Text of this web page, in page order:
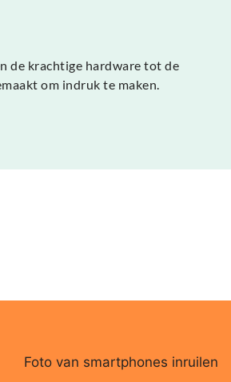
de krachtige hardware tot de
om indruk te maken.